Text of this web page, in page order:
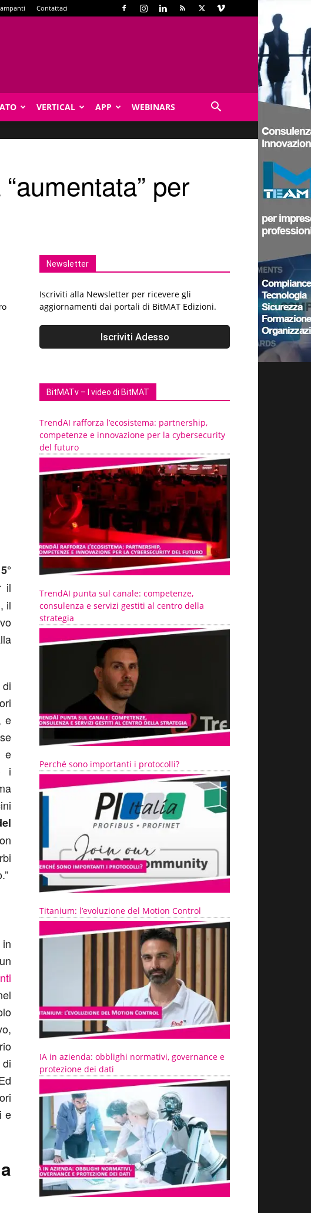
Contattaci
VERTICAL APP WEBINARS
per
il
il
e
e
i
e
Newsletter
Iscriviti alla Newsletter per ricevere gli
aggiornamenti dai portali di BitMAT Edizioni.
BitMATv – I video di BitMAT
TrendAI rafforza l’ecosistema: partnership,
competenze e innovazione per la cybersecurity
del futuro
TrendAI punta sul canale: competenze,
consulenza e servizi gestiti al centro della
strategia
Perché sono importanti i protocolli?
Titanium: l’evoluzione del Motion Control
IA in azienda: obblighi normativi, governance e
protezione dei dati